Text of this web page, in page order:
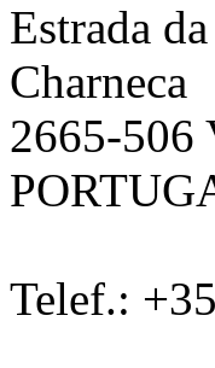
Estrada
Charneca
2665-506
Telef.: